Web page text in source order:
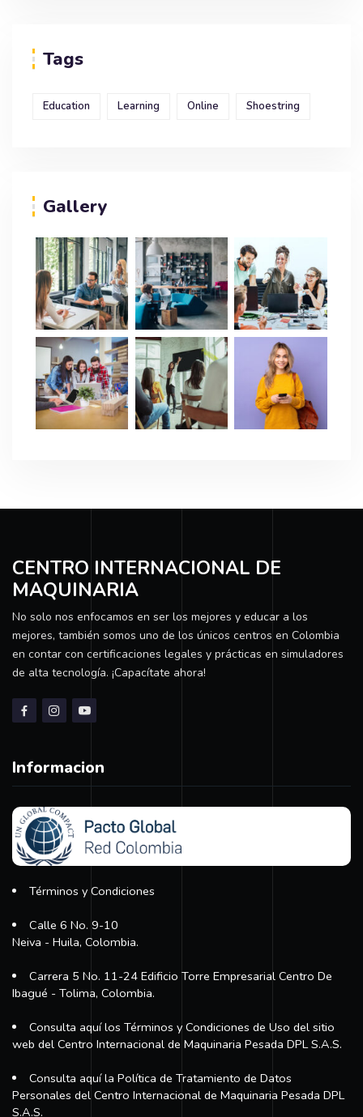
Tags
Education Learning Online Shoestring
Gallery
CENTRO INTERNACIONAL DE
MAQUINARIA
No solo nos enfocamos en ser los mejores y educar a los
mejores, también somos uno de los únicos centros en Colombia
en contar con certificaciones legales y prácticas en simuladores
de alta tecnología. ¡Capacítate ahora!
Informacion
Términos y Condiciones
Calle 6 No. 9-10
Neiva - Huila, Colombia.
Carrera 5 No. 11-24 Edificio Torre Empresarial Centro De
Ibagué - Tolima, Colombia.
Consulta aquí los Términos y Condiciones de Uso del sitio
web del Centro Internacional de Maquinaria Pesada DPL S.A.S.
Consulta aquí la Política de Tratamiento de Datos
Personales del Centro Internacional de Maquinaria Pesada DPL
S.A.S.